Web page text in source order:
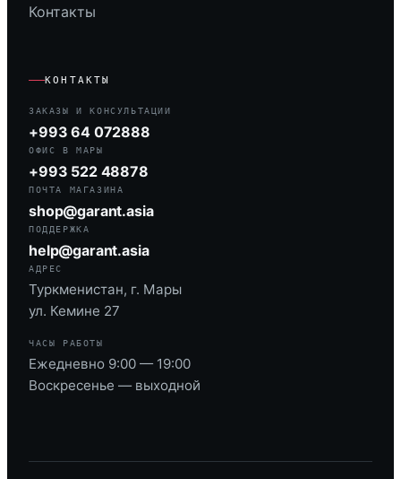
Контакты
КОНТАКТЫ
ЗАКАЗЫ И КОНСУЛЬТАЦИИ
+993 64 072888
ОФИС В МАРЫ
+993 522 48878
ПОЧТА МАГАЗИНА
shop@garant.asia
ПОДДЕРЖКА
help@garant.asia
АДРЕС
Туркменистан, г. Мары
ул. Кемине 27
ЧАСЫ РАБОТЫ
Ежедневно 9:00 — 19:00
Воскресенье — выходной